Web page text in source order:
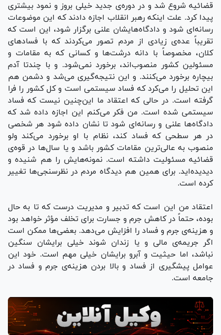
قضائیه شروع شد و در دوره‌ی جدید خیلی بروز و نمود بیشتری
پیدا کرد. علت اینکه رهبر انقلاب اجازه دادند که این موضوعات
رسانه‌ای شود و دادگاه‌هایشان علنی برگزار شود، این است که
تقریباً عده‌ی زیادی از مردم تصور می‌کردند که با فسادهای
کلان، مخصوصاً با دانه‌ درشت‌ها و کسانی که به مقامات و
مسئولین کشور منصوب‌اند، برخورد نمی‌شود. و با چندتا آدم
بیچاره برخورد می‌کنند. و این نتیجه‌گیری می‌شد و دشمن هم
این تحلیل را می‌کرد که فساد سیستمی است و کل کشور را فرا
گرفته است. در حالی که اعتقاد ما این‌چنین نیست که فساد
سیستمی شده است. من فکر می‌کنم این اجازه داده شد که
دادگاه‌ها علنی و رسانه‌ای شود تا نشان داده شود هر شخصی
در هر سطحی که فساد کند، نظام با او برخورد می‌کند ولو
منصوب به عالی‌ترین مقامات کشور باشد و یا سال‌ها در قوه‌ی
قضائیه مسئولیت داشته است. نمونه‌هایش را هم شنیده‌ و
دیدیده‌اید. برای همین هم دیدگاه مردم در نظرسنجی‌ها تغییر
کرده است.
اعتقاد من این است که تدبیر و مدیریت درست که تا به حال
بوده، حتماً در کاهش جرم و جسارت برای تخلف مؤثر خواهد بود
و هزینه‌ی جرم و فساد را افزایش می‌دهد. بعضی‌ها ممکن است
اگر جریمه‌ی مالی و یا زندان شوند خیلی برایشان سنگین
نباشد، اما حیثیت و آبرو برایشان خیلی مهم است. خود این
عوامل پیشگیری از فساد و بالا بردن هزینه‌ی جرم و فساد در
جامعه است.